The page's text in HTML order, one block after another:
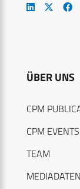
ÜBER UNS
CPM
CPM EVENTS
TEAM
MEDIADATEN